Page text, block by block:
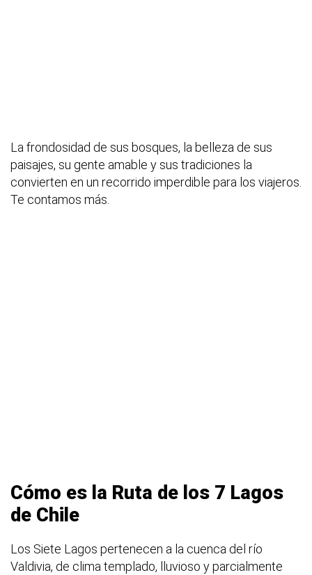
La frondosidad de sus bosques, la belleza de sus
paisajes, su gente amable y sus tradiciones la
convierten en un recorrido imperdible para los viajeros.
Te contamos más.
Cómo es la Ruta de los 7 Lagos
de Chile
Los Siete Lagos pertenecen a la cuenca del río
Valdivia, de clima templado, lluvioso y parcialmente